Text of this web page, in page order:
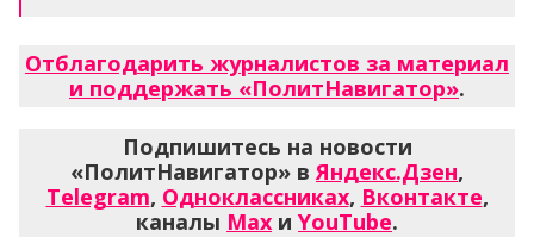
Отблагодарить журналистов за материал
и поддержать «ПолитНавигатор».
Подпишитесь на новости
«ПолитНавигатор» в Яндекс.Дзен,
Telegram, Одноклассниках, Вконтакте,
каналы Max и YouTube.